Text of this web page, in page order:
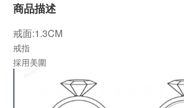
商品描述
戒面:1.3CM
戒指
採用美圍